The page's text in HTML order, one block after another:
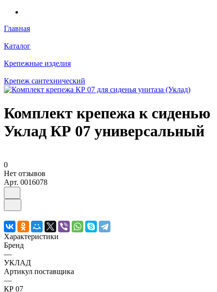
Главная
Каталог
Крепежные изделия
Крепеж сантехнический
Комплект крепежа к сиденью
Уклад КР 07 универсальный
0
Нет отзывов
Арт. 0016078
Характеристики
Бренд
—
УКЛАД
Артикул поставщика
—
КР 07